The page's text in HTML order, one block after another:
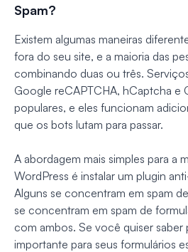
Spam?
Existem algumas maneiras
fora do seu site, e a maioria das
combinando duas ou três.
Google reCAPTCHA, hCaptcha e
populares, e eles funcionam
que os bots lutam para passar.
A abordagem mais simples para a
WordPress é instalar um plugin
Alguns se concentram em spam
se concentram em spam de
com ambos. Se você quiser saber
importante para seus formulários